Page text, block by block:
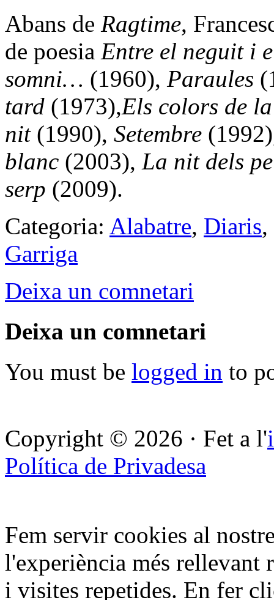
Abans de Ragtime,
de poesia Entre el neguit i
somni… (1960), Paraules
tard (1973),Els colors de la
nit (1990), Setembre
blanc (2003), La nit dels
serp (2009).
Categoria: Alabatre, Diaris,
Garriga
Deixa un comnetari
Deixa un comnetari
You must be logged in to
Copyright © 2026 · Fet a l'
Política de Privadesa
Fem servir cookies al
l'experiència més rellevant
i visites repetides. En fer